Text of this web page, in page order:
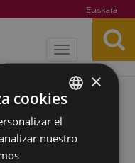
Euskara
Toggle
2007-07.jpg
BASQUE
SPANISH
×
cookies
el
nuestro